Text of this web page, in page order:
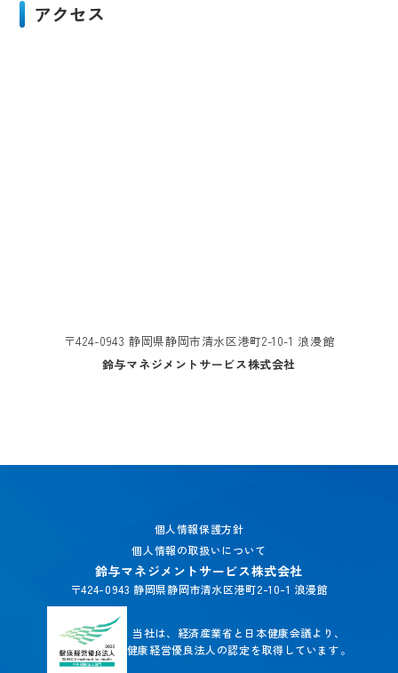
アクセス
〒424-0943 静岡県静岡市清水区港町2-10-1 浪漫館
鈴与マネジメントサービス株式会社
個人情報保護方針
個人情報の取扱いについて
鈴与マネジメントサービス株式会社
〒424-0943 静岡県静岡市清水区港町2-10-1 浪漫館
当社は、経済産業省と日本健康会議より、
健康経営優良法人の認定を取得しています。